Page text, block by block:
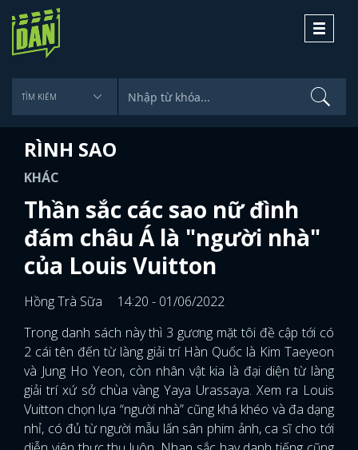
Toggle
RÌNH SAO
KHÁC
Thần sắc các sao nữ đình
đám châu Á là "người nhà"
của Louis Vuitton
Hồng Trà Sữa
14:20 - 01/06/2022
Trong danh sách này thì 3 gương mặt tôi đề cập tới có
2 cái tên đến từ làng giải trí Hàn Quốc là Kim Taeyeon
và Jung Ho Yeon, còn nhân vật kia là đại diện từ làng
giải trí xứ sở chùa vàng Yaya Urassaya. Xem ra Louis
Vuitton chọn lựa “người nhà” cũng khá khéo và đa dạng
nhỉ, có đủ từ người mẫu lấn sân phim ảnh, ca sĩ cho tới